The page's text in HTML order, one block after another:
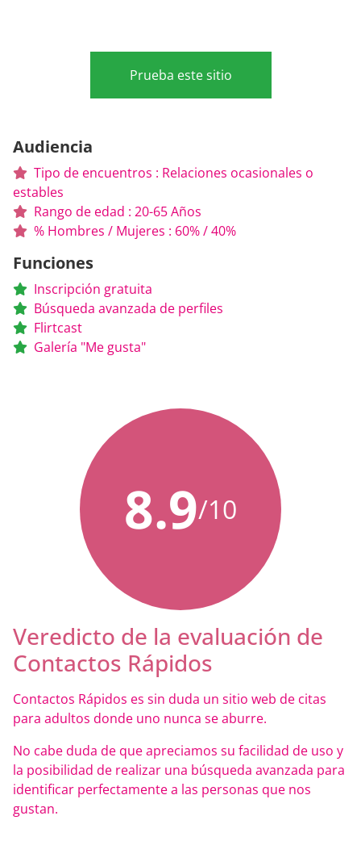
Audiencia
Tipo de encuentros : Relaciones ocasionales o
estables
Rango de edad : 20-65 Años
% Hombres / Mujeres : 60% / 40%
Funciones
Inscripción gratuita
Búsqueda avanzada de perfiles
Flirtcast
Galería "Me gusta"
Prueba este sitio
8.9/10
Veredicto de la evaluación de
Contactos Rápidos
Contactos Rápidos es sin duda un sitio web de citas
para adultos donde uno nunca se aburre.
No cabe duda de que apreciamos su facilidad de uso y
la posibilidad de realizar una búsqueda avanzada para
identificar perfectamente a las personas que nos
gustan.